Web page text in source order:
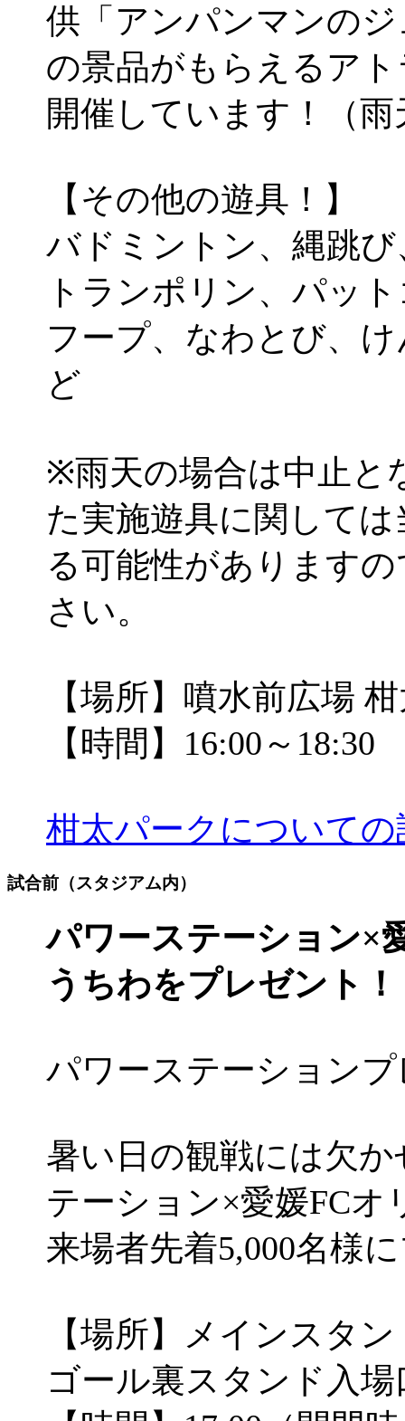
供「アンパンマンの
の景品がもらえるア
開催しています！（雨
【その他の遊具！】
バドミントン、縄跳
トランポリン、パッ
フープ、なわとび、
ど
※雨天の場合は中止と
た実施遊具に関して
る可能性があります
さい。
【場所】噴水前広場
【時間】16:00～18:30
柑太パークについて
試合前（スタジアム内）
パワーステーション×
うちわをプレゼント！
パワーステーション
暑い日の観戦には欠
テーション×愛媛FCオ
来場者先着5,000名様
【場所】メインスタ
ゴール裏スタンド入場